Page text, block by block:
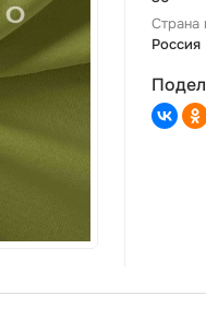
Страна
Россия